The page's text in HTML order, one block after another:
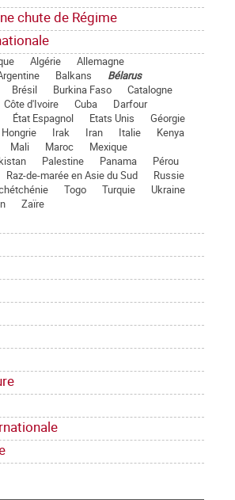
chute de Régime
Algérie
Allemagne
Balkans
Bélarus
Brésil Burkina Faso
Catalogne
Côte d'Ivoire Cuba
Darfour
État Espagnol Etats Unis
Géorgie
Hongrie Irak Iran Italie
Kenya
Mali Maroc
Mexique
Palestine Panama
Pérou
Raz-de-marée en Asie du Sud
Russie
Togo Turquie
Ukraine
Zaïre